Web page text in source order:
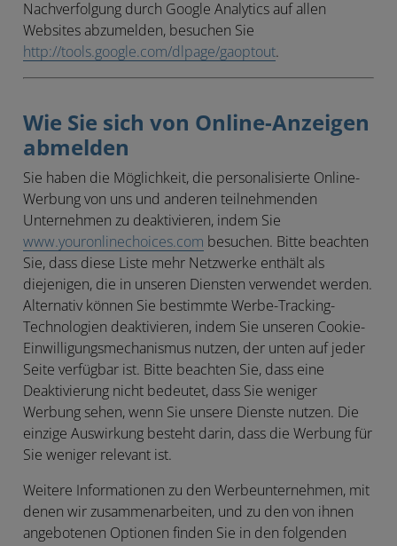
Nachverfolgung durch Google Analytics auf allen
Websites abzumelden, besuchen Sie
http://tools.google.com/dlpage/gaoptout.
Wie Sie sich von Online-Anzeigen
abmelden
Sie haben die Möglichkeit, die personalisierte Online-
Werbung von uns und anderen teilnehmenden
Unternehmen zu deaktivieren, indem Sie
www.youronlinechoices.com besuchen. Bitte beachten
Sie, dass diese Liste mehr Netzwerke enthält als
diejenigen, die in unseren Diensten verwendet werden.
Alternativ können Sie bestimmte Werbe-Tracking-
Technologien deaktivieren, indem Sie unseren Cookie-
Einwilligungsmechanismus nutzen, der unten auf jeder
Seite verfügbar ist. Bitte beachten Sie, dass eine
Deaktivierung nicht bedeutet, dass Sie weniger
Werbung sehen, wenn Sie unsere Dienste nutzen. Die
einzige Auswirkung besteht darin, dass die Werbung für
Sie weniger relevant ist.
Weitere Informationen zu den Werbeunternehmen, mit
denen wir zusammenarbeiten, und zu den von ihnen
angebotenen Optionen finden Sie in den folgenden